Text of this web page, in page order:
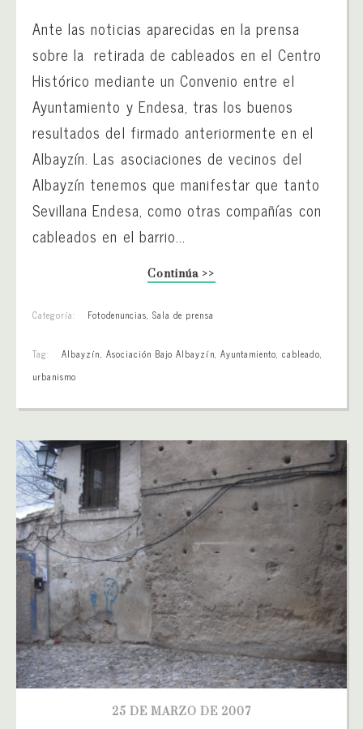
Ante las noticias aparecidas en la prensa
sobre la retirada de cableados en el Centro
Histórico mediante un Convenio entre el
Ayuntamiento y Endesa, tras los buenos
resultados del firmado anteriormente en el
Albayzín. Las asociaciones de vecinos del
Albayzín tenemos que manifestar que tanto
Sevillana Endesa, como otras compañías con
cableados en el barrio...
Continúa >>
Categoría: Fotodenuncias,Sala de prensa
Tag: Albayzín, Asociación Bajo Albayzín, Ayuntamiento,cableado,
urbanismo
25 DE MARZO DE 2007